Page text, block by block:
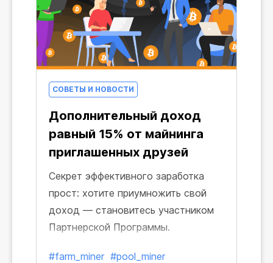
СОВЕТЫ И НОВОСТИ
Дополнительный доход
равный 15% от майнинга
приглашенных друзей
Секрет эффективного заработка
прост: хотите приумножить свой
доход — становитесь участником
Партнерской Программы.
#farm_miner #pool_miner